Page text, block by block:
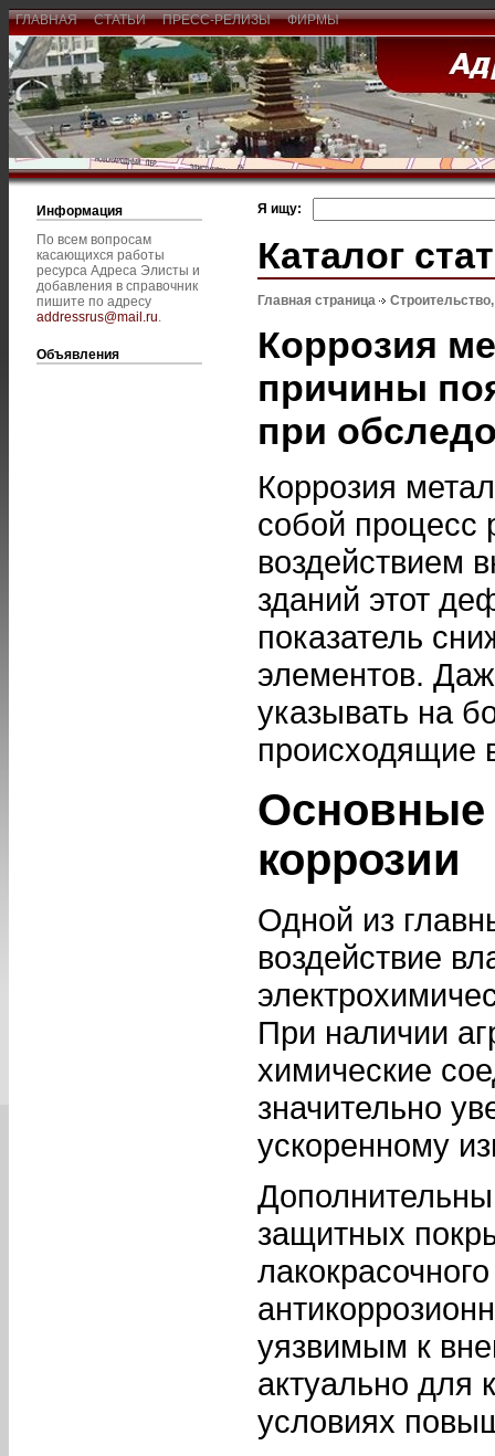
ГЛАВНАЯ СТАТЬИ ПРЕСС-РЕЛИЗЫ ФИРМЫ
Информация
По всем вопросам
касающихся работы
ресурса Адреса Элисты и
добавления в справочник
пишите по адресу
addressrus@mail.ru.
Объявления
Я ищу:
Каталог
Главная страница
Коррозия
причины
при
Коррозия
собой процесс
воздействием
зданий этот
показатель
элементов.
указывать на
происходящие
Основные
коррозии
Одной из
воздействие
При наличии
химические
значительно
ускоренному
защитных
уязвимым к
актуально для
условиях